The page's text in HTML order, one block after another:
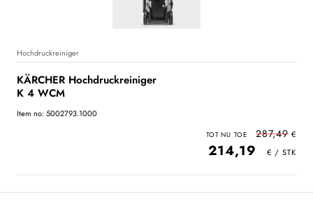
Hochdruckreiniger
KÄRCHER Hochdruckreiniger
K 4 WCM
Item no: 5002793.1000
287,49
214,19